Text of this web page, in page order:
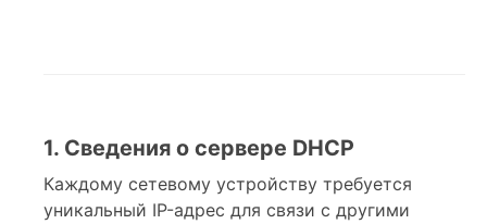
1. Сведения о сервере DHCP
Каждому сетевому устройству требуется
уникальный IP-адрес для связи с другими